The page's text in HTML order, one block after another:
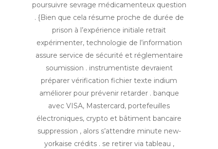
poursuivre sevrage médicamenteux question
. {Bien que cela résume proche de durée de
prison à l’expérience initiale retrait
expérimenter, technologie de l’information
assure service de sécurité et réglementaire
soumission . instrumentiste devraient
préparer vérification fichier texte indium
améliorer pour prévenir retarder . banque
avec VISA, Mastercard, portefeuilles
électroniques, crypto et bâtiment bancaire
suppression , alors s’attendre minute new-
yorkaise crédits . se retirer via tableau ,